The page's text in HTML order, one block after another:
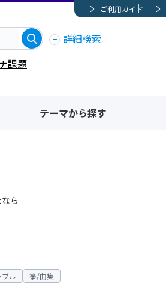
ご利用ガイド
詳細検索
課題
テーマから探す
ら
ル 箏/曲集